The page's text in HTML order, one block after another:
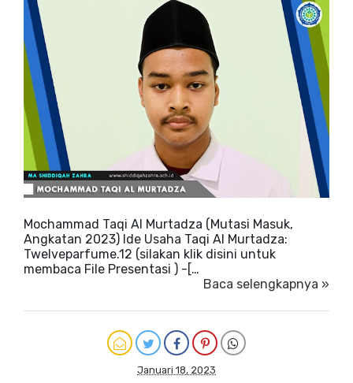
Mochammad Taqi Al Murtadza (Mutasi Masuk,
Angkatan 2023) Ide Usaha Taqi Al Murtadza:
Twelveparfume.12 (silakan klik disini untuk
membaca File Presentasi ) -[…
Baca selengkapnya »
Januari 18, 2023